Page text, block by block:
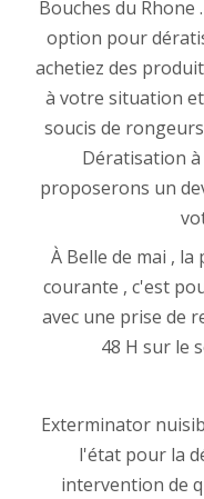
Bouches du
option pour
achetiez des
à votre situation
soucis de
Dératisation
proposerons un
À Belle de mai ,
courante , c'est
avec une prise de
48 H sur le
Exterminator
l'état pour la
intervention de